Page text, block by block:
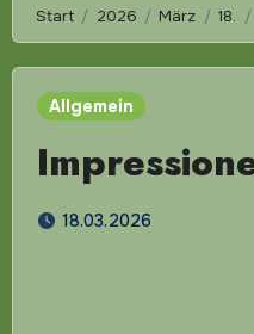
Start 2026 März 18.
Allgemein
18.03.2026